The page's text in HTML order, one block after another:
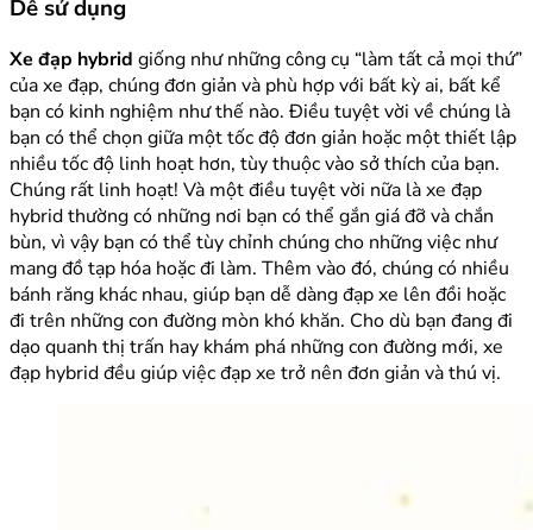
Dễ sử dụng
Xe đạp hybrid giống như những công cụ “làm tất cả mọi thứ”
của xe đạp, chúng đơn giản và phù hợp với bất kỳ ai, bất kể
bạn có kinh nghiệm như thế nào. Điều tuyệt vời về chúng là
bạn có thể chọn giữa một tốc độ đơn giản hoặc một thiết lập
nhiều tốc độ linh hoạt hơn, tùy thuộc vào sở thích của bạn.
Chúng rất linh hoạt! Và một điều tuyệt vời nữa là xe đạp
hybrid thường có những nơi bạn có thể gắn giá đỡ và chắn
bùn, vì vậy bạn có thể tùy chỉnh chúng cho những việc như
mang đồ tạp hóa hoặc đi làm. Thêm vào đó, chúng có nhiều
bánh răng khác nhau, giúp bạn dễ dàng đạp xe lên đồi hoặc
đi trên những con đường mòn khó khăn. Cho dù bạn đang đi
dạo quanh thị trấn hay khám phá những con đường mới, xe
đạp hybrid đều giúp việc đạp xe trở nên đơn giản và thú vị.